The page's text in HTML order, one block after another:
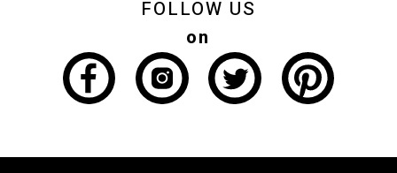
FOLLOW US
on